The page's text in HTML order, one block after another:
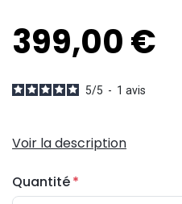
399,00 €
5/5 - 1 avis
Voir la description
Quantité